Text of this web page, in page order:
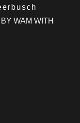
WAM WITH